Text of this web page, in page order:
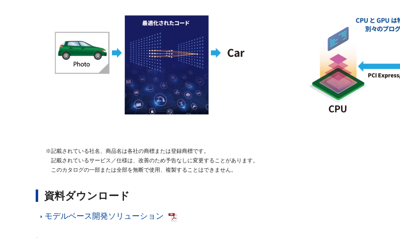
※記載されている社名、商品名は各社の商標または登録商標です。
記載されているサービス／仕様は、改善のため予告なしに変更することがあります。
このカタログの一部または全部を無断で使用、複製することはできません。
資料ダウンロード
モデルベース開発ソリューション